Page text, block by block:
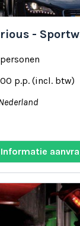
-
p.p. (incl. btw)
Informatie